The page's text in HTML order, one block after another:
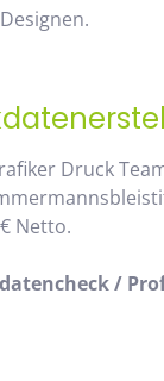
Druck
Netto.
/